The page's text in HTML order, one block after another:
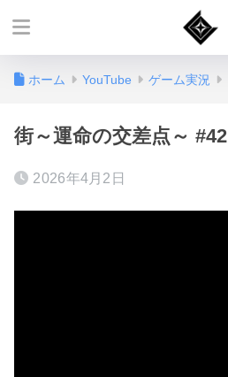
ホーム YouTube ゲーム実況
街～運命の交差点～ #42
2026年4月2日